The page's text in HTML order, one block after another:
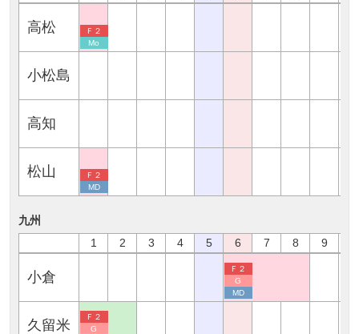
高松
Ｆ２
Mo
小松島
高知
松山
Ｆ２
MD
九州
1
2 3 4 5 6 7 8 9
小倉
Ｆ２
G
MD
久留米
Ｆ２
G